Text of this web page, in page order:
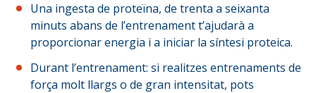
Una ingesta de proteïna, de trenta a seixanta
minuts abans de l’entrenament t’ajudarà a
proporcionar energia i a iniciar la síntesi proteica.
Durant l’entrenament: si realitzes entrenaments de
força molt llargs o de gran intensitat, pots